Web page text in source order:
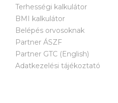
Terhességi kalkulátor
BMI kalkulátor
Belépés orvosoknak
Partner ÁSZF
Partner GTC (English)
Adatkezelési tájékoztató